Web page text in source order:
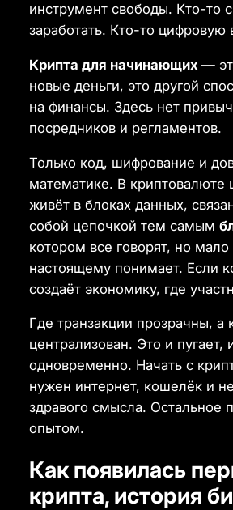
инструмент свободы. Кто-то
заработать. Кто-то цифровую
Крипта для начинающих —
новые деньги, это другой
на финансы. Здесь нет
посредников и регламентов.
Только код, шифрование и
математике. В криптовалюте
живёт в блоках данных,
собой цепочкой тем самым
котором все говорят, но мало
настоящему понимает. Если
создаёт экономику, где
Где транзакции прозрачны, а
централизован. Это и пугает,
одновременно. Начать с
нужен интернет, кошелёк и
здравого смысла. Остальное
опытом.
Как появилась
крипта, история